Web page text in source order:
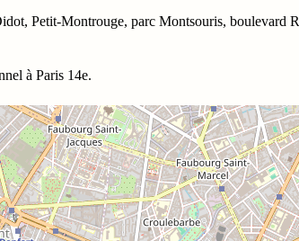
Petit-Montrouge, parc Montsouris, boulevard
à Paris 14e.